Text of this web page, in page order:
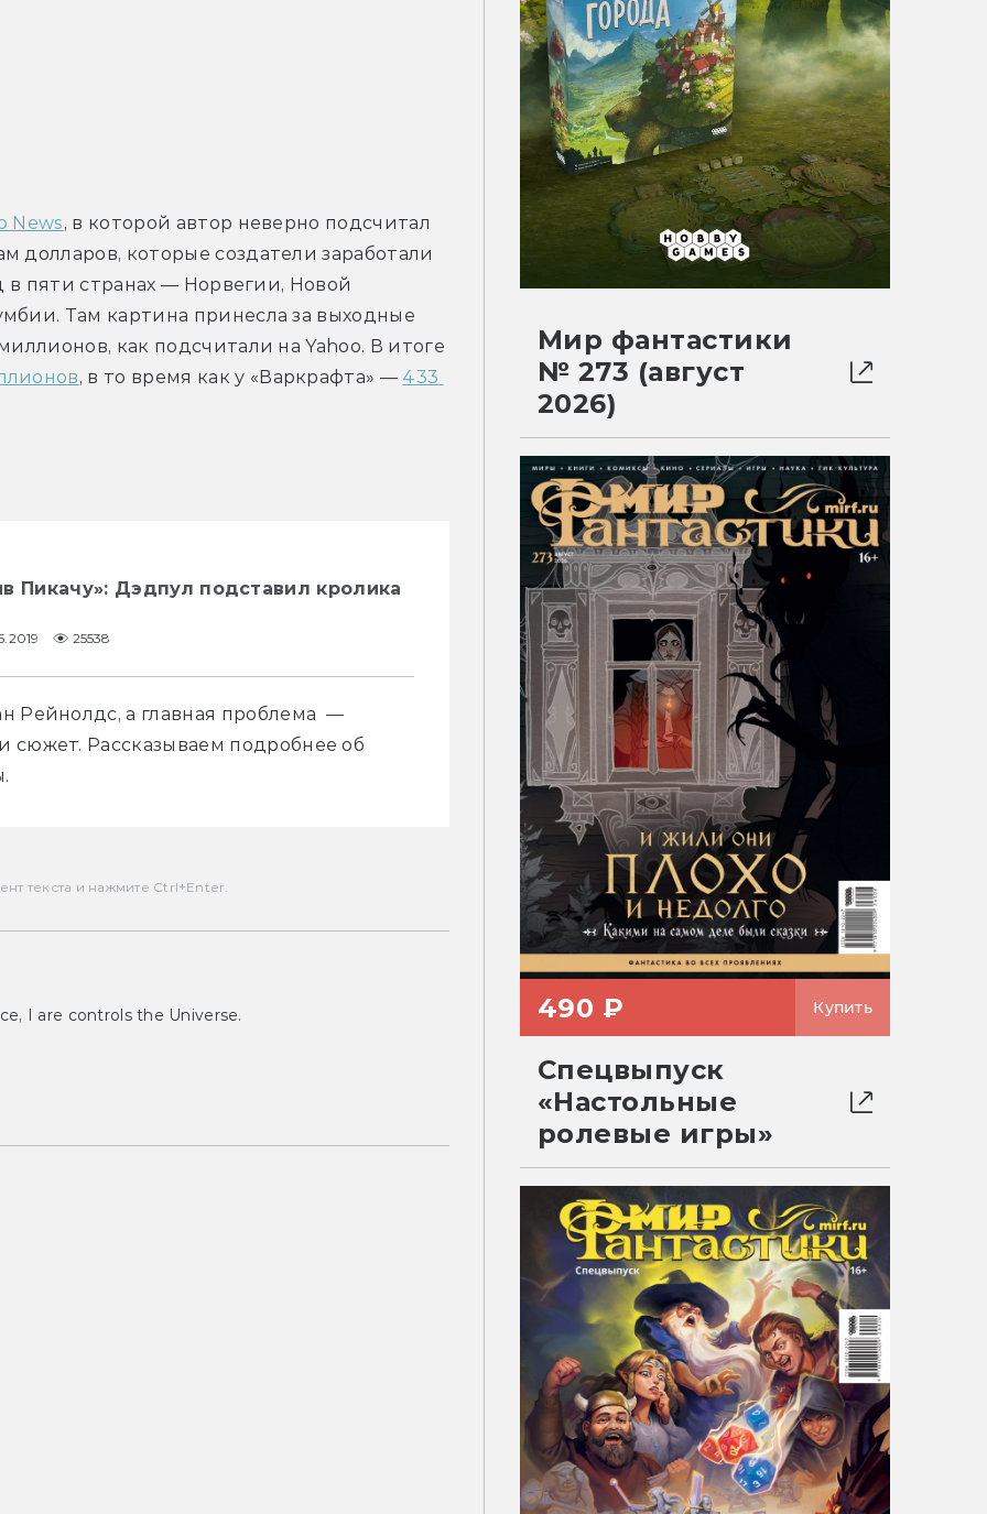
News, в которой автор неверно подсчитал
долларов, которые создатели заработали
в пяти странах — Норвегии, Новой
Там картина принесла за выходные
как подсчитали на Yahoo. В итоге
, в то время как у «Варкрафта» — 433
Пикачу»: Дэдпул подставил кролика
25538
Рейнолдс, а главная проблема  —
Рассказываем подробнее об
текста и нажмите Ctrl+Enter.
I are controls the Universe.
Мир фантастики
№ 273 (август
2026)
490 ₽ Купить
Спецвыпуск
«Настольные
ролевые игры»